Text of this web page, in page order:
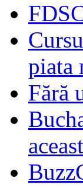
piata
Fără